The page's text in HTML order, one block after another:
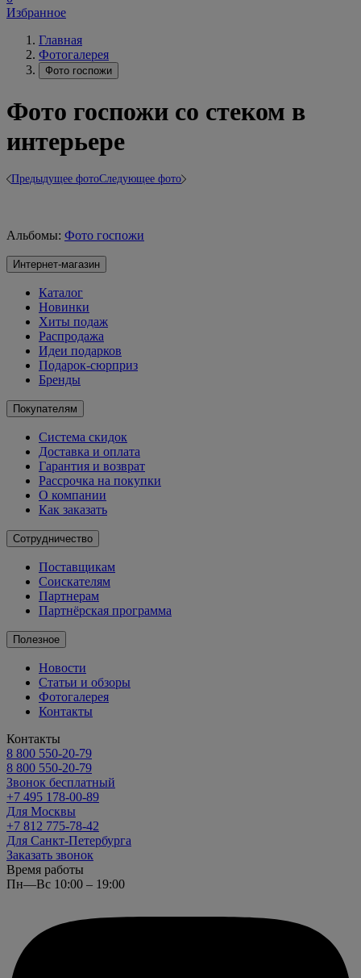
Избранное
Главная
Фотогалерея
Фото госпожи
Фото госпожи со стеком в
интерьере
Предыдущее фотоСледующее фото
Альбомы: Фото госпожи
Интернет-магазин
Каталог
Новинки
Хиты подаж
Распродажа
Идеи подарков
Подарок-сюрприз
Бренды
Покупателям
Система скидок
Доставка и оплата
Гарантия и возврат
Рассрочка на покупки
О компании
Как заказать
Сотрудничество
Поставщикам
Соискателям
Партнерам
Партнёрская программа
Полезное
Новости
Статьи и обзоры
Фотогалерея
Контакты
Контакты
8 800 550-20-79
8 800 550-20-79
Звонок бесплатный
+7 495 178-00-89
Для Москвы
+7 812 775-78-42
Для Санкт-Петербурга
Заказать звонок
Время работы
Пн—Вс 10:00 – 19:00